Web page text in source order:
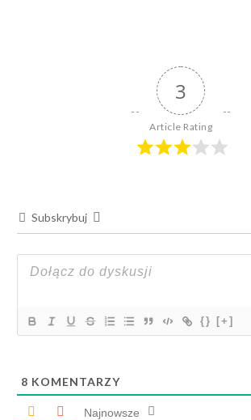
3
Article Rating
Subskrybuj
{} [+]
8 KOMENTARZY
Najnowsze